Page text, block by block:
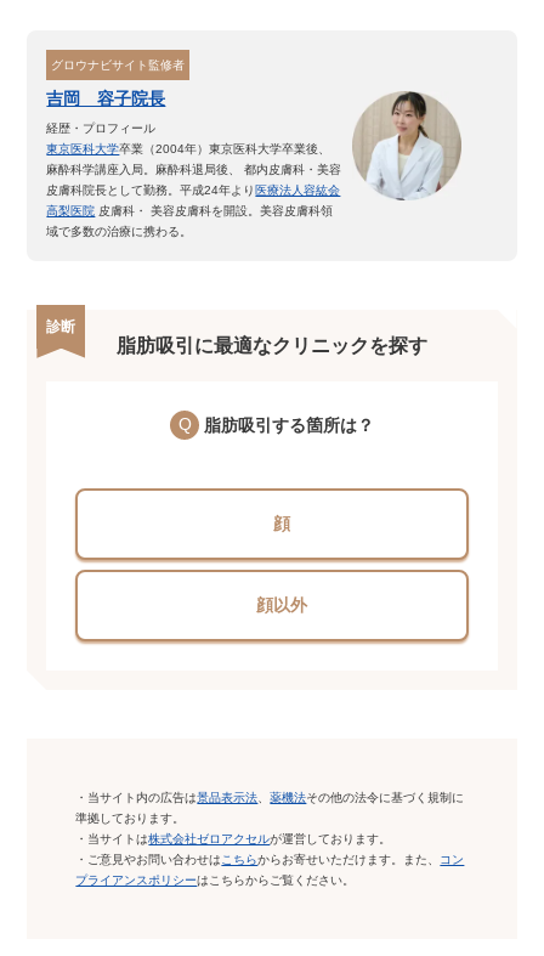
グロウナビサイト監修者
吉岡 容子院長
経歴・プロフィール
東京医科大学卒業（2004年）東京医科大学卒業後、
麻酔科学講座入局。 麻酔科退局後、 都内皮膚科・美容
皮膚科院長として勤務。平成24年より 医療法人容紘会
高梨医院 皮膚科・ 美容皮膚科を開設。美容皮膚科領
域で多数の治療に携わる。
診断
脂肪吸引に最適なクリニックを探す
脂肪吸引する箇所は？
顔
顔以外
・当サイト内の広告は景品表示法 、薬機法その他の法令に基づく規制に
準拠しております。
・当サイトは株式会社ゼロアクセルが運営しております。
・ご意見やお問い合わせは こちらからお寄せいただけます。また、 コン
プライアンスポリシーはこちらからご覧ください。